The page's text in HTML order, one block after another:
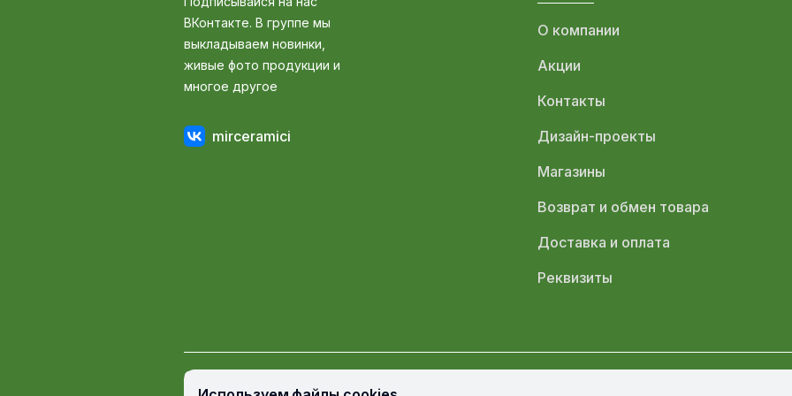
ВКонтакте. В группе мы
выкладываем новинки,
живые фото продукции и
многое другое
mirceramici
О компании
Акции
Контакты
Дизайн-проекты
Магазины
Возврат и обмен товара
Доставка и оплата
Реквизиты
© Мир Керамики, 2009 — 2026